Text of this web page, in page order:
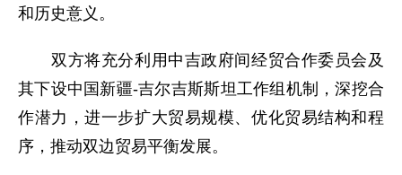
和历史意义。
双方将充分利用中吉政府间经贸合作委员会及
其下设中国新疆-吉尔吉斯斯坦工作组机制，深挖合
作潜力，进一步扩大贸易规模、优化贸易结构和程
序，推动双边贸易平衡发展。